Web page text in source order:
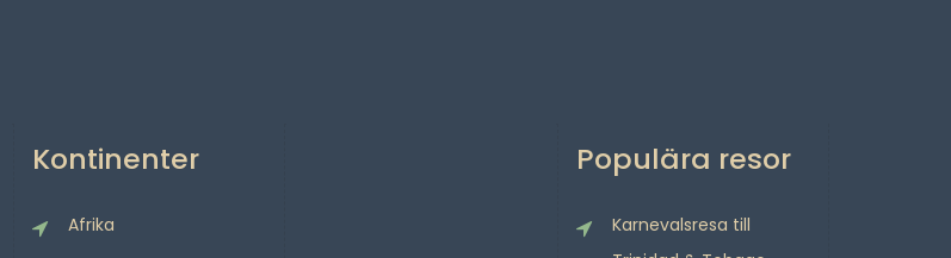
Kontinenter
Afrika
Populära resor
Karnevalsresa till